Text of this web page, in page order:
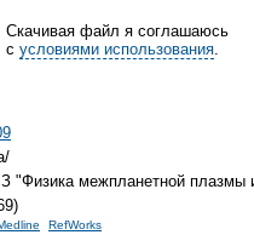
Скачивая файл я соглашаюсь
с условиями использования.
"Физика межпланетной плазмы
RefWorks